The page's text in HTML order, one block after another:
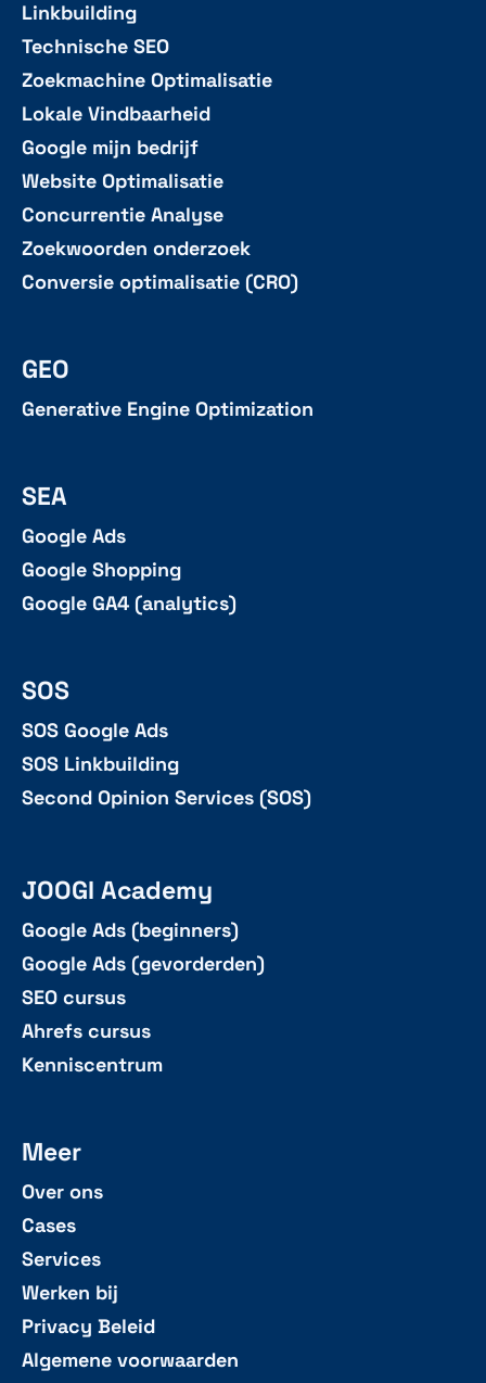
Linkbuilding
Technische SEO
Zoekmachine Optimalisatie
Lokale Vindbaarheid
Google mijn bedrijf
Website Optimalisatie
Concurrentie Analyse
Zoekwoorden onderzoek
Conversie optimalisatie (CRO)
GEO
Generative Engine Optimization
SEA
Google Ads
Google Shopping
Google GA4 (analytics)
SOS
SOS Google Ads
SOS Linkbuilding
Second Opinion Services (SOS)
JOOGI Academy
Google Ads (beginners)
Google Ads (gevorderden)
SEO cursus
Ahrefs cursus
Kenniscentrum
Meer
Over ons
Cases
Services
Werken bij
Privacy Beleid
Algemene voorwaarden